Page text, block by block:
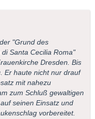
"Grund des
Santa Cecilia Roma"
Dresden. Bis
Er haute nicht nur drauf
mit nahezu
zum Schluß gewaltigen
seinen Einsatz und
vorbereitet.